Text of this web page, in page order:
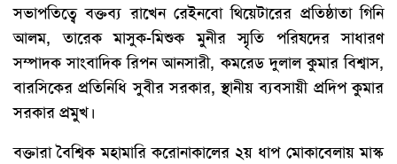
সভাপতিত্বে বক্তব্য রাখেন রেইনবো থিয়েটারের প্রতিষ্ঠাতা গিনি
আলম, তারেক মাসুক-মিশুক মুনীর স্মৃতি পরিষদের সাধারণ
সম্পাদক সাংবাদিক রিপন আনসারী, কমরেড দুলাল কুমার বিশ্বাস,
বারসিকের প্রতিনিধি সুবীর সরকার, স্থানীয় ব্যবসায়ী প্রদিপ কুমার
সরকার প্রমুখ।
বক্তারা বৈশ্বিক মহামারি করোনাকালের ২য় ধাপ মোকাবেলায় মাস্ক